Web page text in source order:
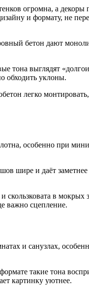
огромна, а декоры
и формату, не
бетон дают
тона выглядят
обходить уклоны.
легко
особенно при
шире и даёт
в мокрых
важно сцепление.
и санузлах,
такие тона
картинку уютнее.